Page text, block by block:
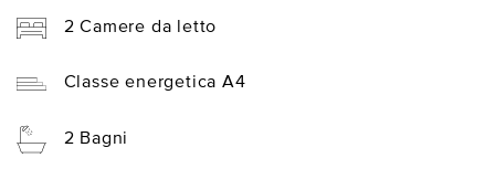
2 Camere da letto
Classe energetica A4
2 Bagni